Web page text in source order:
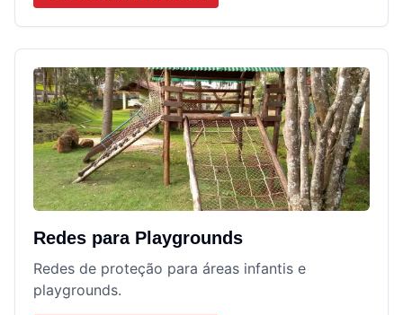
Redes para Playgrounds
Redes de proteção para áreas infantis e
playgrounds.